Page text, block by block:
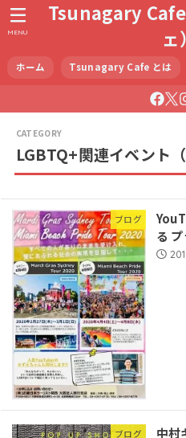
Tsunagary
ェ）
ホーム Tsunagary Cafe とは
MENU
LGBTQ+関連イベント（
ブログ
る
ブログ
中村